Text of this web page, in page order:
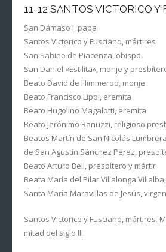
11-12 SANTOS VICTORICO Y
San Dámaso I, papa
Santos Victorico y Fusciano, mártires
San Sabino de Piacenza, obispo
San Daniel «Estilita», monje y
Beato David de Himmerod, monje
Beato Francisco Lippi, eremita
Beato Hugolino Magalotti, eremita
Beato Jerónimo Ranuzzi, religioso
Beatos Martín de San Nicolás
de San Agustín Sánchez Pérez,
Beato Arturo Bell, presbítero y mártir
Beata María del Pilar Villalonga
Santa María Maravillas de Jesús,
Santos Victorico y Fusciano, mártires.
mitad del siglo III.